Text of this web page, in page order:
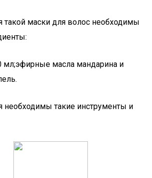
такой маски для волос необходимы
мл;эфирные масла мандарина и
необходимы такие инструменты и